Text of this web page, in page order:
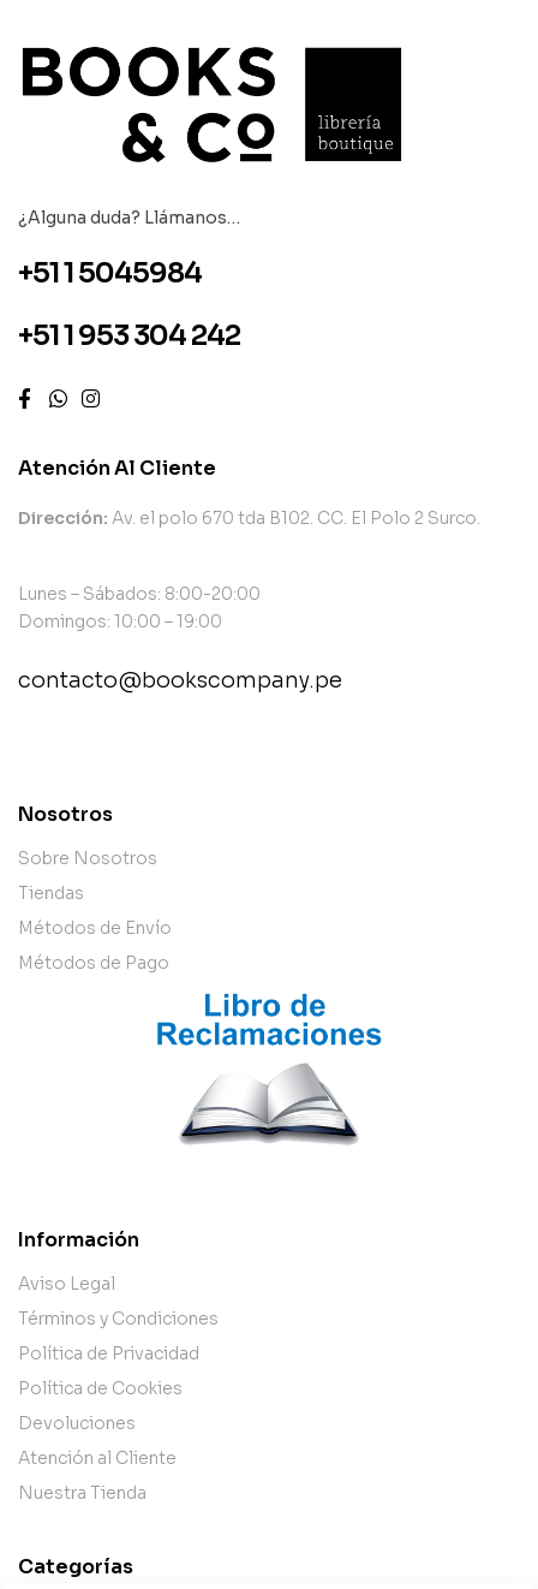
¿Alguna duda? Llámanos…
+51 1 5045984
+51 1 953 304 242
Atención Al Cliente
Dirección: Av. el polo 670 tda B102. CC. El Polo 2 Surco.
Lunes – Sábados: 8:00-20:00
Domingos: 10:00 – 19:00
contacto@bookscompany.pe
Nosotros
Sobre Nosotros
Tiendas
Métodos de Envío
Métodos de Pago
Información
Aviso Legal
Términos y Condiciones
Política de Privacidad
Política de Cookies
Devoluciones
Atención al Cliente
Nuestra Tienda
Categorías